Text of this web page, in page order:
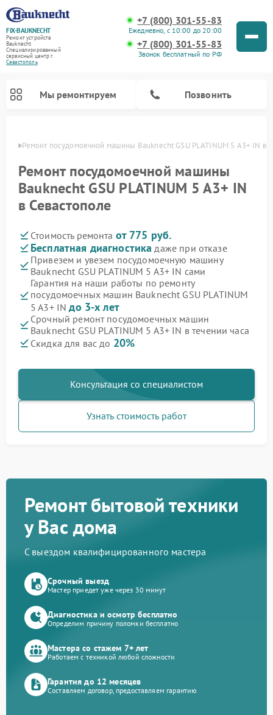
FIX-BAUKNECHT
Ремонт устройств
Bauknecht
Специализированный
cервисный центр г.
Севастополь
+7 (800) 301-55-83
Ежедневно, с 10:00 до 20:00
+7 (800) 301-55-83
Звонок бесплатный по РФ
Мы ремонтируем Позвонить
Ремонт посудомоечной машины Bauknecht GSU PLATINUM 5 A3+ IN в
Ремонт посудомоечной машины
Bauknecht GSU PLATINUM 5 A3+ IN
в Севастополе
Стоимость ремонта от 775 руб.
Бесплатная диагностика даже при отказе
Привезем и увезем посудомоечную машину
Bauknecht GSU PLATINUM 5 A3+ IN сами
Гарантия на наши работы по ремонту
посудомоечных машин Bauknecht GSU PLATINUM
5 A3+ INдо 3-х лет
Срочный ремонт посудомоечных машин
Bauknecht GSU PLATINUM 5 A3+ IN в течении часа
Скидка для вас до 20%
Консультация со специалистом
Узнать стоимость работ
Ремонт бытовой техники
у Вас дома
С выездом квалифицированного мастера
Срочный выезд
Мастер приедет уже через 30 минут
Диагностика и осмотр бесплатно
Определим причину поломки бесплатно
Мастера со стажем 7+ лет
Работаем с техникой любой сложности
Гарантия до 12 месяцев
Составляем договор, предоставляем гарантию